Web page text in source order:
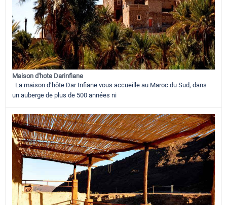
Maison d'hote Darinfiane
La maison d’hôte Dar Infiane vous accueille au Maroc du Sud, dans
un auberge de plus de 500 années ni